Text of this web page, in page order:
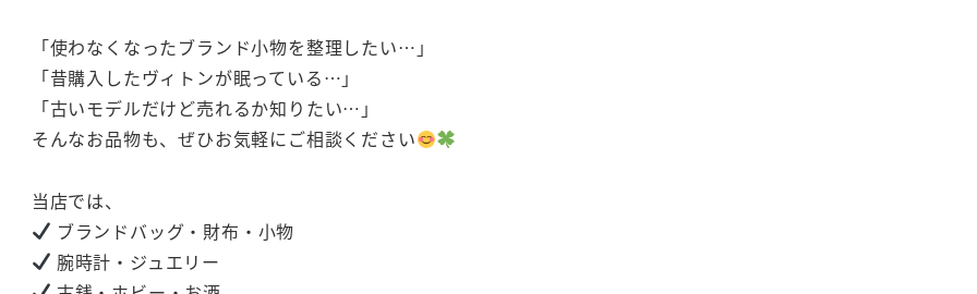
「使わなくなったブランド小物を整理したい…」
「昔購入したヴィトンが眠っている…」
「古いモデルだけど売れるか知りたい…」
そんなお品物も、ぜひお気軽にご相談ください
当店では、
ブランドバッグ・財布・小物
腕時計・ジュエリー